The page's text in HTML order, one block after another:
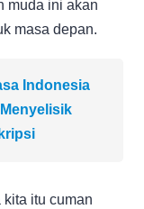
muda ini akan
masa depan.
Indonesia
itu cuman